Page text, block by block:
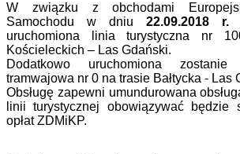
W związku z obchodami
Samochodu w dniu 22.09.2018 r.
uruchomiona linia turystyczna nr
Kościeleckich – Las Gdański.
Dodatkowo uruchomiona
tramwajowa nr 0 na trasie Bałtycka - Las
Obsługę zapewni umundurowana
linii turystycznej obowiązywać będzie
opłat ZDMiKP.